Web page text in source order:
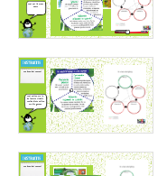
Wat zet ik waar
neer?
Voorbeeld
Wat zetten we in
de laatste cirkel?
Welke kleur zullen
we die geven?
We doen het samen!